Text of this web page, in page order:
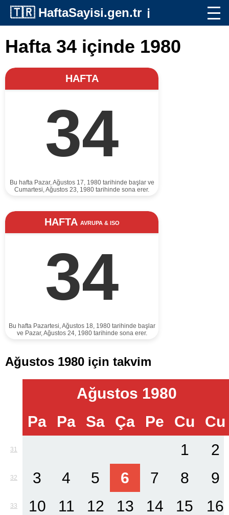
🇹🇷 HaftaSayisi.gen.tr ℹ️
Hafta 34 içinde 1980
HAFTA
34
Bu hafta Pazar, Ağustos 17, 1980 tarihinde başlar ve
Cumartesi, Ağustos 23, 1980 tarihinde sona erer.
HAFTA AVRUPA & ISO
34
Bu hafta Pazartesi, Ağustos 18, 1980 tarihinde başlar
ve Pazar, Ağustos 24, 1980 tarihinde sona erer.
Ağustos 1980 için takvim
Ağustos 1980
Pa
Pa Sa Ça Pe Cu Cu
31 1 2
32 3 4 5 6 7 8 9
33 10 11 12 13 14 15 16